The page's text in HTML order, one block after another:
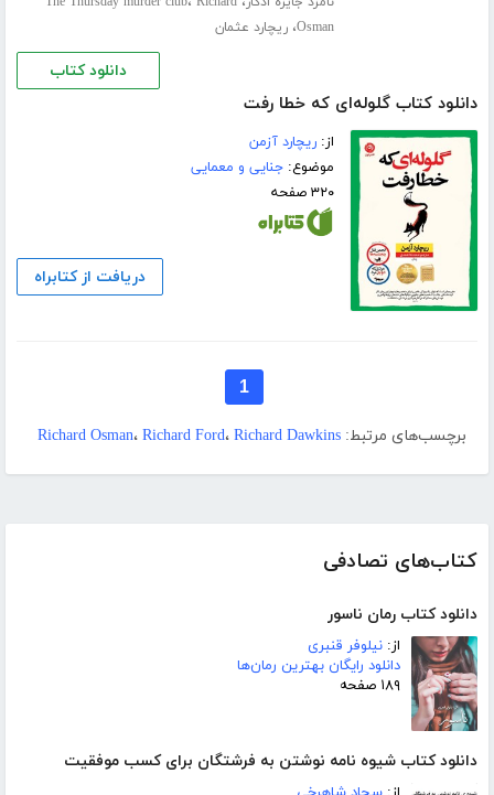
کتاب‌های تصادفی
دانلود کتاب رمان ناسور
از: نیلوفر قنبری
دانلود رایگان بهترین رمان‌ها
۱۸۹ صفحه
دانلود کتاب شیوه نامه نوشتن به فرشتگان برای کسب موفقیت
Osman،ریچارد عثمان
دانلود کتاب
دانلود کتاب گلوله‌ای که خطا رفت
از:ریچارد آزمن
موضوع:جنایی و معمایی
۳۲۰ صفحه
دریافت از کتابراه
1
برچسب‌های مرتبط: Richard Osman، Richard Ford، Richard Dawkins